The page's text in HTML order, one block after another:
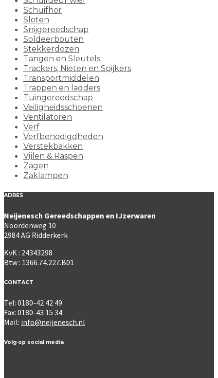
Schuifhor
Sloten
Snijgereedschap
Soldeerbouten
Stekkerdozen
Tangen en Sleutels
Trackers, Nieten en Spijkers
Transportmiddelen
Trappen en ladders
Tuingereedschap
Veiligheidsschoenen
Ventilatoren
Verf
Verfbenodigdheden
Verstekbakken
Vijlen & Raspen
Zagen
Zaklampen
ADRES
Neijenesch Gereedschappen en IJzerwaren
Noordenweg 10
2984 AG Ridderkerk
KvK : 24343298
Btw : 1366.74.227.B01
CONTACT
Tel: 0180-42 42 49
Fax: 0180-43 15 34
Mail: info@neijenesch.nl
Volg op social media